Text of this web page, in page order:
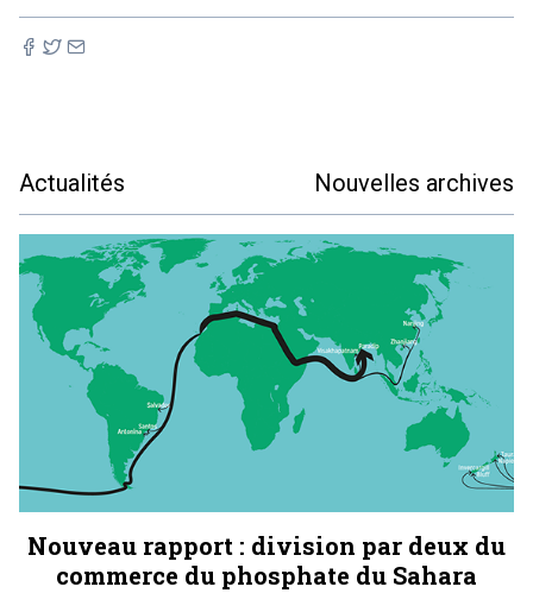
Actualités Nouvelles archives
Nouveau rapport : division par deux du
commerce du phosphate du Sahara